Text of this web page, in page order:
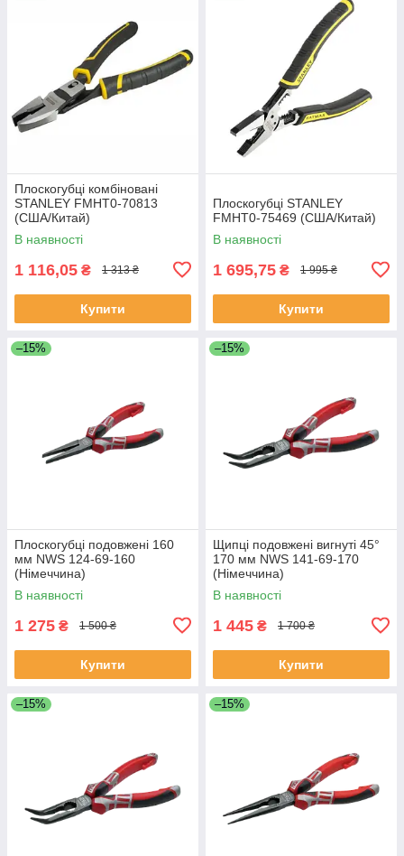
Плоскогубці комбіновані
STANLEY FMHT0-70813
(США/Китай)
В наявності
1 116,05 ₴ 1 313 ₴
Купити
Плоскогубці STANLEY
FMHT0-75469 (США/Китай)
В наявності
1 695,75 ₴ 1 995 ₴
Купити
–15%
Плоскогубці подовжені 160
мм NWS 124-69-160
(Німеччина)
В наявності
1 275 ₴ 1 500 ₴
Купити
–15%
Щипці подовжені вигнуті 45°
170 мм NWS 141-69-170
(Німеччина)
В наявності
1 445 ₴ 1 700 ₴
Купити
–15% –15%